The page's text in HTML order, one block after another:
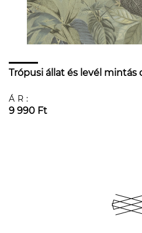
Trópusi állat és levél mintás
ÁR:
9 990 Ft